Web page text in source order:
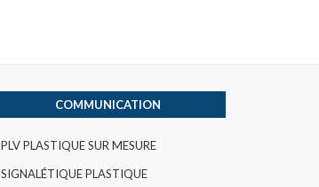
COMMUNICATION
PLV PLASTIQUE SUR MESURE
SIGNALÉTIQUE PLASTIQUE